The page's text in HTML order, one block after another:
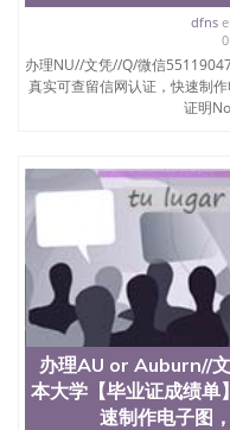
dfns
办理NU//文凭//Q/微信
真实可查留信网认证，快速制
证明
办理AU or Auburn//
本大学【毕业证成绩单
速制作电子图